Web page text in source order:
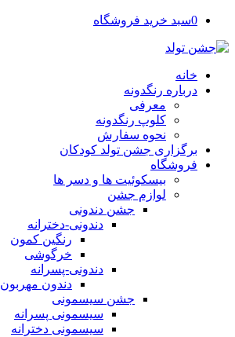
0سبد خرید فروشگاه
خانه
درباره رنگدونه
معرفی
کلوپ رنگدونه
نحوه سفارش
برگزاری جشن تولد کودکان
فروشگاه
بیسکوئیت ها و دسر ها
لوازم جشن
جشن دندونی
دندونی-دخترانه
رنگین کمون
خرگوشی
دندونی-پسرانه
دندون مهربون
جشن سیسمونی
سیسمونی پسرانه
سیسمونی دخترانه